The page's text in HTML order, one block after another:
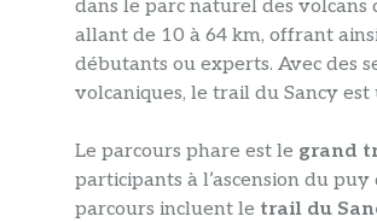
dans le parc naturel des volcans
allant de 10 à 64 km, offrant
débutants ou experts. Avec des
volcaniques, le trail du Sancy
Le parcours phare est le grand
participants à l’ascension du
parcours incluent le trail du